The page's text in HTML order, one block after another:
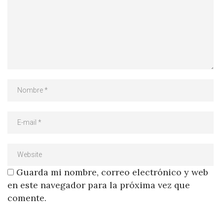
Guarda mi nombre, correo electrónico y web
en este navegador para la próxima vez que
comente.